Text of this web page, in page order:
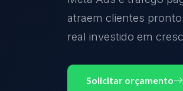
atraem clientes
real investido em
Solicitar orçamento